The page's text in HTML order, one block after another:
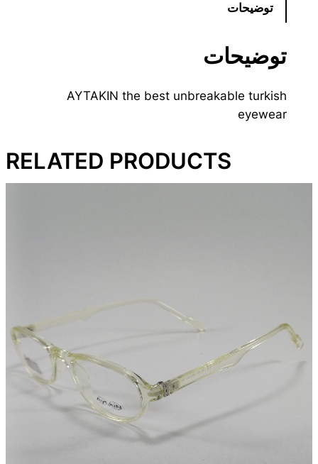
توضیحات
توضیحات
AYTAKIN the best unbreakable turkish
eyewear
RELATED PRODUCTS